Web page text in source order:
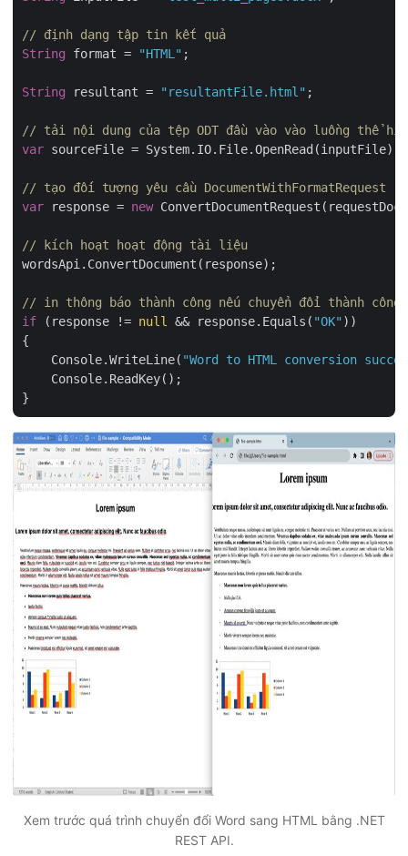
// định dạng tập tin kết quả
String format = "HTML" ;
String resultant = "resultantFile.html" ;
// tải nội dung của tệp ODT đầu vào vào luồng thể
var sourceFile = System.IO.File.OpenRead(inputFile);
// tạo đối tượng yêu cầu DocumentWithFormatRequest
var response = new
// kích hoạt hoạt động tài liệu
wordsApi.ConvertDocument(response);
// in thông báo thành công nếu chuyển đổi thành công
if (response != null && response.Equals( "OK" ))
{
    Console.WriteLine(
"Word to HTML conversion
    Console.ReadKey();
Xem trước quá trình chuyển đổi Word sang HTML bằng .NET
REST API.